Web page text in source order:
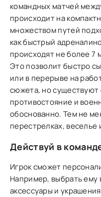
командных матчей
происходит на
множеством путей
как быстрый
происходят не более 7
Это позволит быстро
или в перерыве на
сюжета, но
противостояние и
обоснованно. Тем не
перестрелках, веселье
Действуй в
Игрок сможет
Например, выбрать ему
аксессуары и